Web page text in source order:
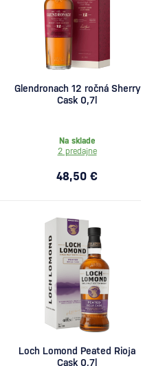
Glendronach 12 ročná Sherry
Cask 0,7l
Na sklade
2 predajne
48,50 €
Loch Lomond Peated Rioja
Cask 0,7l